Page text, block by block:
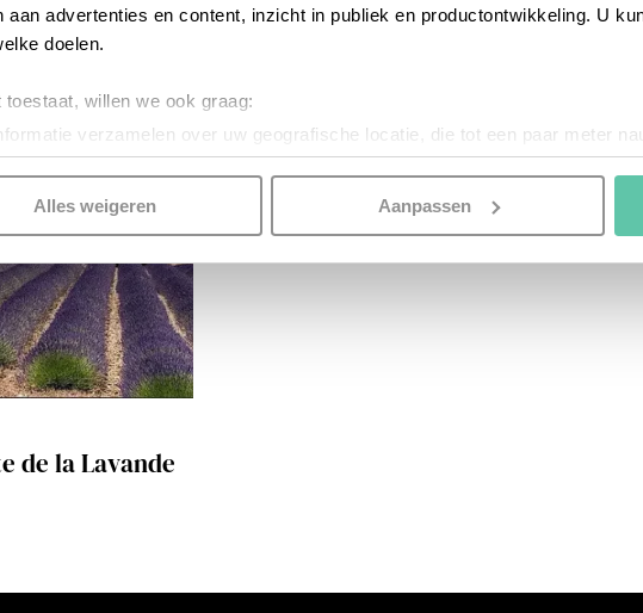
aan advertenties en content, inzicht in publiek en productontwikkeling. U
doelen.
toestaat, willen we ook graag:
verzamelen over uw geografische locatie, die tot een paar meter
apparaat identificeren door het actief te scannen op specifieke
over hoe uw persoonlijke gegevens worden verwerkt en stel uw
rond en laat je inspireren. Voordat je dat doet, informeren we je over het
cookiesom je een optimale gebruikerservaring te bieden. Ook plaatsen
advertenties te tonen en/of de inhoud van de advertenties op je
beheren via ‘Zelf instellen’. Klik je op ‘Accepteren en doorgaan’ dan ga je
Alles weigeren Aanpassen
de la Lavande